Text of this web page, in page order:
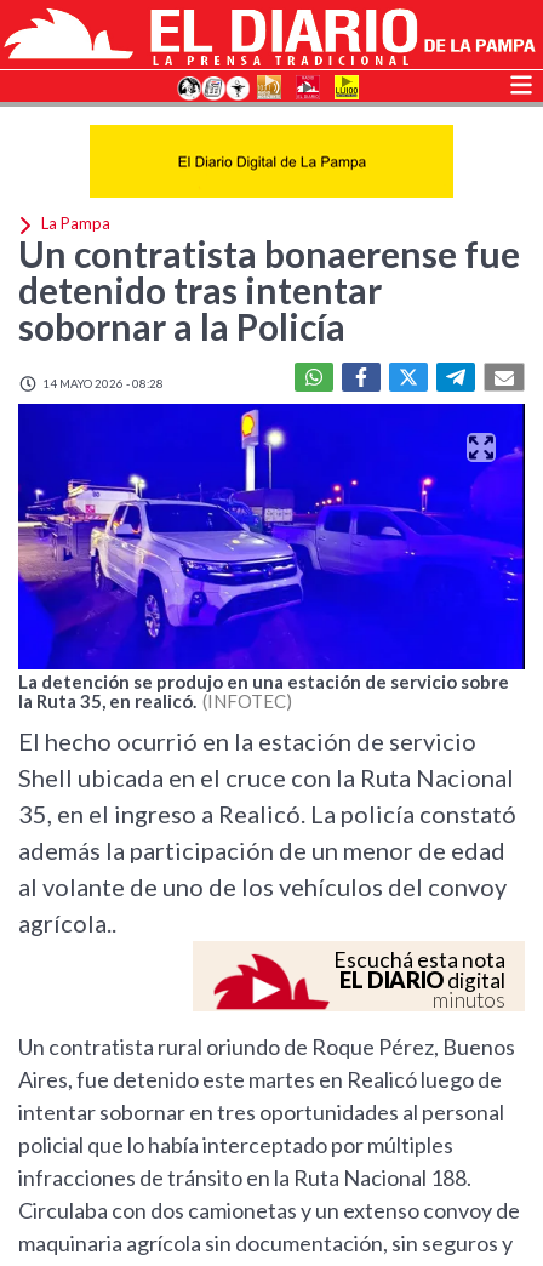
La Pampa
Un contratista bonaerense fue
detenido tras intentar
sobornar a la Policía
14 MAYO 2026 - 08:28
La detención se produjo en una estación de servicio sobre
la Ruta 35, en realicó. INFOTEC
El hecho ocurrió en la estación de servicio
Shell ubicada en el cruce con la Ruta Nacional
35, en el ingreso a Realicó. La policía constató
además la participación de un menor de edad
al volante de uno de los vehículos del convoy
agrícola..
Escuchá esta nota
EL DIARIOdigital
minutos
Un contratista rural oriundo de Roque Pérez, Buenos
Aires, fue detenido este martes en Realicó luego de
intentar sobornar en tres oportunidades al personal
policial que lo había interceptado por múltiples
infracciones de tránsito en la Ruta Nacional 188.
Circulaba con dos camionetas y un extenso convoy de
maquinaria agrícola sin documentación, sin seguros y